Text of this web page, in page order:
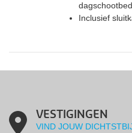
Inclusief
VESTIGINGEN
VIND JOUW